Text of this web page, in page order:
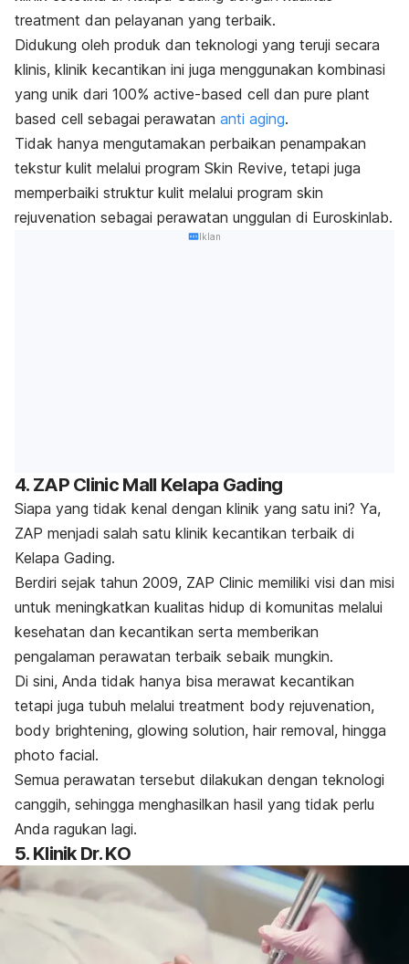
treatment dan pelayanan yang terbaik.
Didukung oleh produk dan teknologi yang teruji secara
klinis, klinik kecantikan ini juga menggunakan kombinasi
yang unik dari 100% active-based cell dan pure plant
based cell sebagai perawatan anti aging.
Tidak hanya mengutamakan perbaikan penampakan
tekstur kulit melalui program Skin Revive, tetapi juga
memperbaiki struktur kulit melalui program skin
rejuvenation sebagai perawatan unggulan di Euroskinlab.
Iklan
4. ZAP Clinic Mall Kelapa Gading
Siapa yang tidak kenal dengan klinik yang satu ini? Ya,
ZAP menjadi salah satu klinik kecantikan terbaik di
Kelapa Gading.
Berdiri sejak tahun 2009, ZAP Clinic memiliki visi dan misi
untuk meningkatkan kualitas hidup di komunitas melalui
kesehatan dan kecantikan serta memberikan
pengalaman perawatan terbaik sebaik mungkin.
Di sini, Anda tidak hanya bisa merawat kecantikan
tetapi juga tubuh melalui treatment body rejuvenation,
body brightening, glowing solution, hair removal, hingga
photo facial.
Semua perawatan tersebut dilakukan dengan teknologi
canggih, sehingga menghasilkan hasil yang tidak perlu
Anda ragukan lagi.
5. Klinik Dr. KO